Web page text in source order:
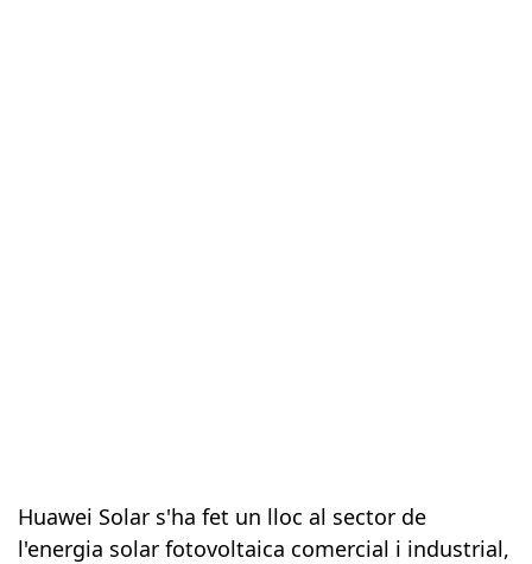
Huawei Solar s'ha fet un lloc al sector de
l'energia solar fotovoltaica comercial i industrial,